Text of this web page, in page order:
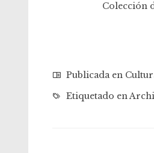
Colección
Publicada en
Etiquetado en